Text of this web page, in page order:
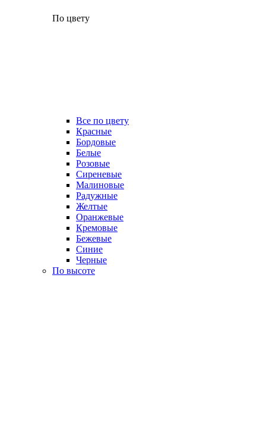
По цвету
Все по цвету
Красные
Бордовые
Белые
Розовые
Сиреневые
Малиновые
Радужные
Желтые
Оранжевые
Кремовые
Бежевые
Синие
Черные
По высоте